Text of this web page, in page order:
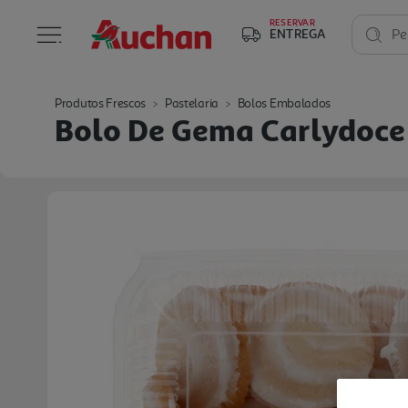
RESERVAR
ENTREGA
Produtos Frescos Pastelaria Bolos Embalados
Bolo De Gema